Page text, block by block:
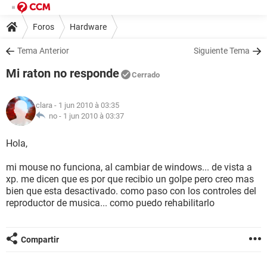
Foros Hardware
Tema Anterior Siguiente Tema
Mi raton no responde Cerrado
clara - 1 jun 2010 à 03:35
no - 1 jun 2010 à 03:37
Hola,
mi mouse no funciona, al cambiar de windows... de vista a
xp. me dicen que es por que recibio un golpe pero creo mas
bien que esta desactivado. como paso con los controles del
reproductor de musica... como puedo rehabilitarlo
Compartir